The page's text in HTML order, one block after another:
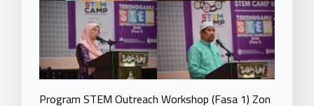
Program STEM Outreach Workshop (Fasa 1) Zon